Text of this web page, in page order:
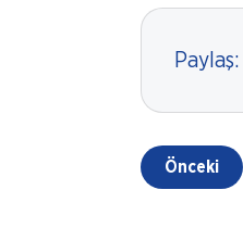
Paylaş:
Önceki